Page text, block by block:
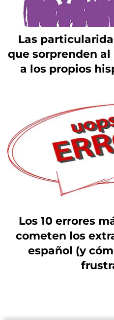
Las
que sorprenden
a los propios
Los 10 errores
cometen los
español (y